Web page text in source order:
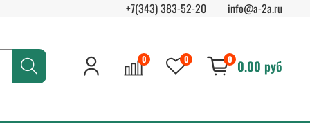
+7(343) 383-52-20 info@a-2a.ru
0 0 0 0.00 руб